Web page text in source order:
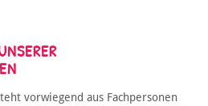
vorwiegend aus Fachpersonen